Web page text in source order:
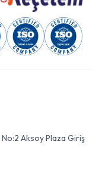
Aksoy Plaza Giriş